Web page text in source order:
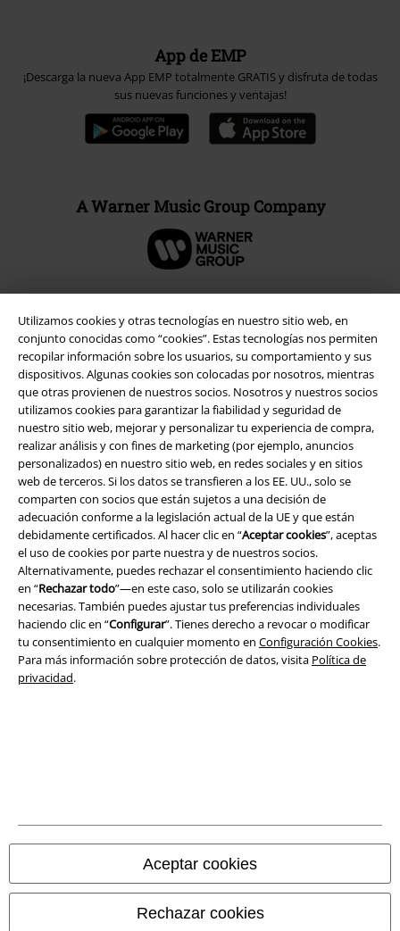
Utilizamos cookies y otras tecnologías en nuestro sitio web, en
conjunto conocidas como “cookies”. Estas tecnologías nos permiten
recopilar información sobre los usuarios, su comportamiento y sus
dispositivos. Algunas cookies son colocadas por nosotros, mientras
que otras provienen de nuestros socios. Nosotros y nuestros socios
utilizamos cookies para garantizar la fiabilidad y seguridad de
nuestro sitio web, mejorar y personalizar tu experiencia de compra,
realizar análisis y con fines de marketing (por ejemplo, anuncios
personalizados) en nuestro sitio web, en redes sociales y en sitios
web de terceros. Si los datos se transfieren a los EE. UU., solo se
comparten con socios que están sujetos a una decisión de
adecuación conforme a la legislación actual de la UE y que están
debidamente certificados. Al hacer clic en “Aceptar cookies”, aceptas
el uso de cookies por parte nuestra y de nuestros socios.
Alternativamente, puedes rechazar el consentimiento haciendo clic
en “Rechazar todo”—en este caso, solo se utilizarán cookies
necesarias. También puedes ajustar tus preferencias individuales
haciendo clic en “Configurar”. Tienes derecho a revocar o modificar
tu consentimiento en cualquier momento en Configuración Cookies.
Para más información sobre protección de datos, visita Política de
privacidad.
Aceptar cookies
Rechazar cookies
App de EMP
¡Descarga la nueva App EMP totalmente GRATIS y disfruta de todas
sus nuevas funciones y ventajas!
A Warner Music Group Company
Seguridad
Legal
Términos y Condiciones
Aviso Legal
Información sobre accesibilidad